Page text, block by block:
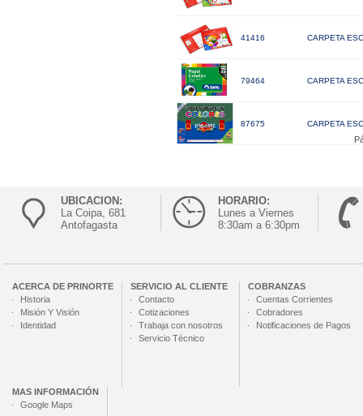
41416 CARPETA
79464 CARPETA
87675 CARPETA
UBICACION:
La Coipa, 681
Antofagasta
HORARIO:
Lunes a Viernes
8:30am a 6:30pm
ACERCA DE PRINORTE
Historia
Misión Y Visión
Identidad
SERVICIO AL CLIENTE
Contacto
Cotizaciones
Trabaja con nosotros
Servicio Técnico
COBRANZAS
Cuentas Corrientes
Cobradores
Notificaciones de Pagos
MAS INFORMACIÓN
Google Maps